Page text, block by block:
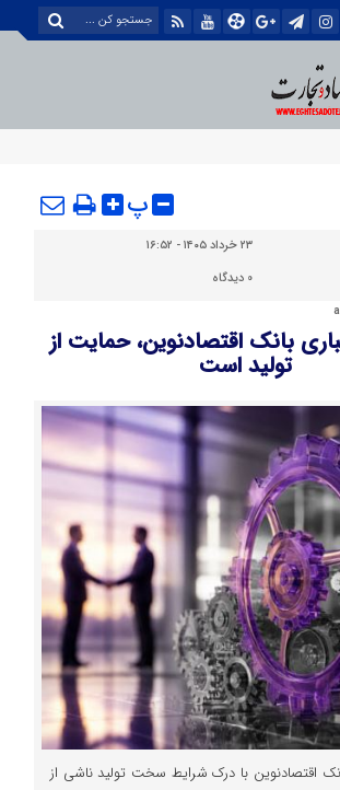
پ
۲۳ خرداد ۱۴۰۵ - ۱۶:۵۲
0 دیدگاه
بانک اقتصادنوین، حمایت از
تولید است
اقتصادنوین با درک شرایط سخت تولید ناشی از